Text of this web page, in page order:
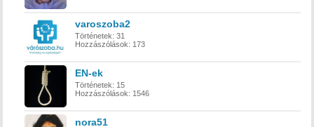
varoszoba2
Történetek: 31
Hozzászólások: 173
EN-ek
Történetek: 15
Hozzászólások: 1546
nora51